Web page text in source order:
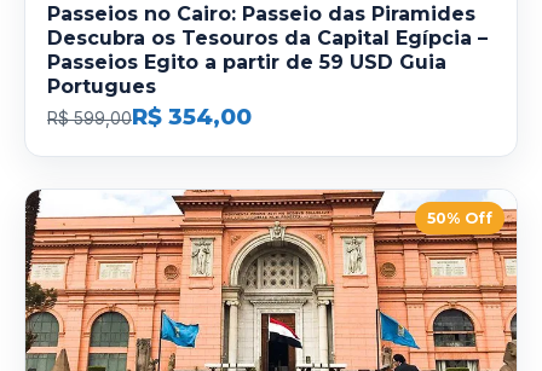
Passeios no Cairo: Passeio das Piramides
Descubra os Tesouros da Capital Egípcia –
Passeios Egito a partir de 59 USD Guia
Portugues
R$ 599,00R$ 354,00
50% Off